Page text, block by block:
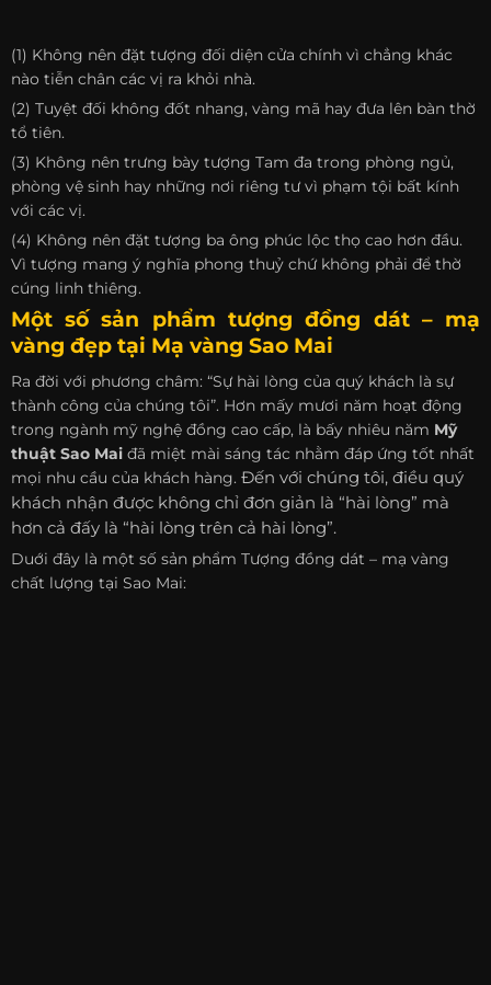
(1) Không nên đặt tượng đối diện cửa chính vì chẳng khác
nào tiễn chân các vị ra khỏi nhà.
(2) Tuyệt đối không đốt nhang, vàng mã hay đưa lên bàn thờ
tổ tiên.
(3) Không nên trưng bày tượng Tam đa trong phòng ngủ,
phòng vệ sinh hay những nơi riêng tư vì phạm tội bất kính
với các vị.
(4) Không nên đặt tượng ba ông phúc lộc thọ cao hơn đầu.
Vì tượng mang ý nghĩa phong thuỷ chứ không phải để thờ
cúng linh thiêng.
Một số sản phẩm tượng đồng dát – mạ
vàng đẹp tại Mạ vàng Sao Mai
Ra đời với phương châm: “Sự hài lòng của quý khách là sự
thành công của chúng tôi”. Hơn mấy mươi năm hoạt động
trong ngành mỹ nghệ đồng cao cấp, là bấy nhiêu năm Mỹ
thuật Sao Maiđã miệt mài sáng tác nhằm đáp ứng tốt nhất
mọi nhu cầu của khách hàng. Đến với chúng tôi, điều quý
khách nhận được không chỉ đơn giản là “hài lòng” mà
hơn cả đấy là “hài lòng trên cả hài lòng”.
Duới đây là một số sản phẩm Tượng đồng dát – mạ vàng
chất lượng tại Sao Mai: